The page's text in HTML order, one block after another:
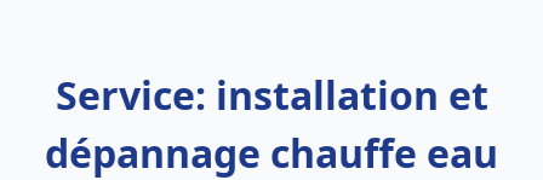
Service: installation et
dépannage chauffe eau